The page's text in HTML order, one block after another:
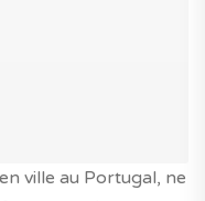
ville au Portugal, ne